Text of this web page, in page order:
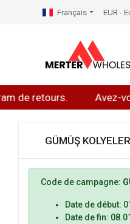
de retours. Avez-
Français EUR -
GÜMÜŞ
Code de campagne:
Date de début:
Date de fin: